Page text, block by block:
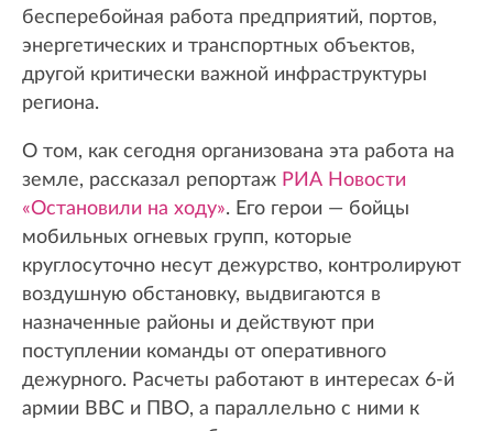
бесперебойная работа предприятий, портов,
энергетических и транспортных объектов,
другой критически важной инфраструктуры
региона.
О том, как сегодня организована эта работа на
земле, рассказал репортаж РИА Новости
«Остановили на ходу». Его герои — бойцы
мобильных огневых групп, которые
круглосуточно несут дежурство, контролируют
воздушную обстановку, выдвигаются в
назначенные районы и действуют при
поступлении команды от оперативного
дежурного. Расчеты работают в интересах 6-й
армии ВВС и ПВО, а параллельно с ними к